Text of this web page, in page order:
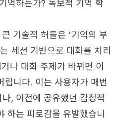
억하는가? 독보적 기억 학
기술적 허들은 '기억의 부
세션 기반으로 대화를 처리
나 대화 주제가 바뀌면 이
립니다. 이는 사용자가 매번
, 이전에 공유했던 감정적
하는 피로감을 유발했습니